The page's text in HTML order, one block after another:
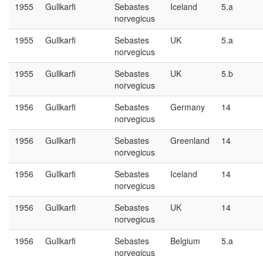
1955 Gullkarfi
Sebastes
norvegicus
Iceland 5.a
1955 Gullkarfi
Sebastes
norvegicus
UK 5.a
1955 Gullkarfi
Sebastes
norvegicus
UK 5.b
1956 Gullkarfi
Sebastes
norvegicus
Germany 14
1956 Gullkarfi
Sebastes
norvegicus
Greenland 14
1956 Gullkarfi
Sebastes
norvegicus
Iceland 14
1956 Gullkarfi
Sebastes
norvegicus
UK 14
1956 Gullkarfi
Sebastes
norvegicus
Belgium 5.a